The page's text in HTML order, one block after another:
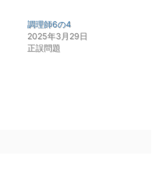
調理師6の4
2025年3月29日
正誤問題